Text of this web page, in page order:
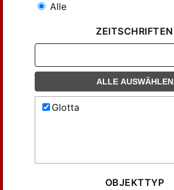
Alle
ZEITSCHRIFTEN
ALLE AUSWÄHLEN
Glotta
OBJEKTTYP